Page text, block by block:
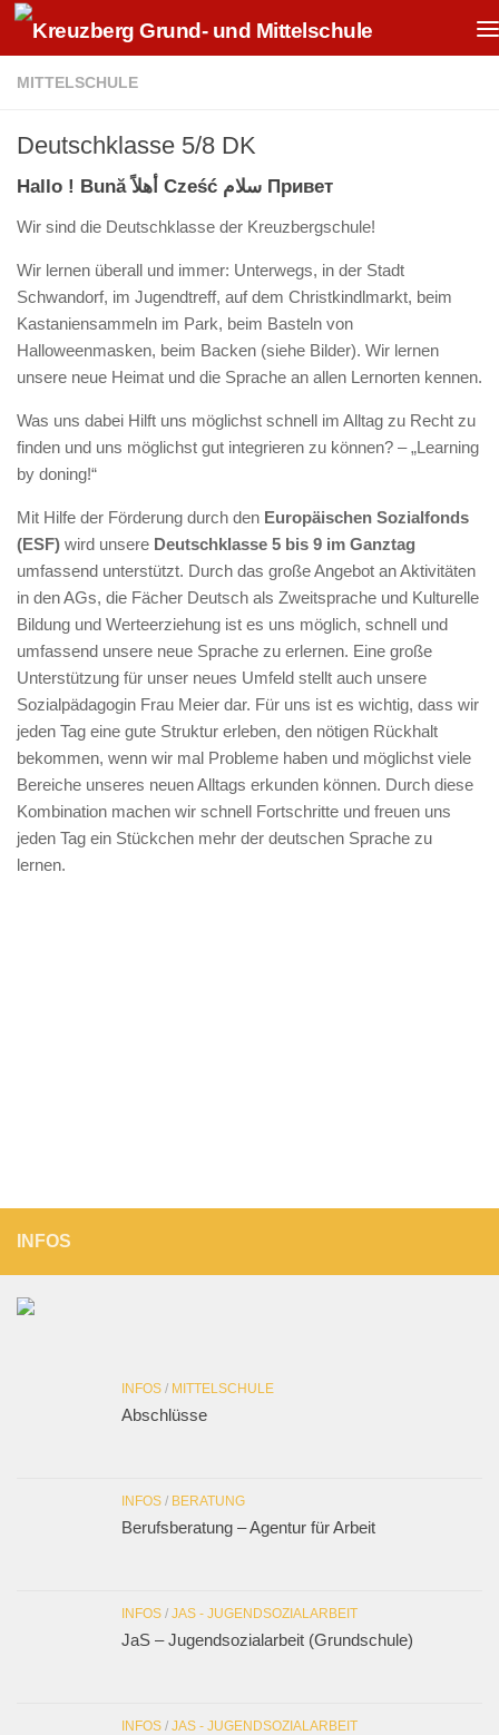
Zum Inhalt springen
MITTELSCHULE
Deutschklasse 5/8 DK
Hallo ! Bună أهلاً Cześć سلام Привет
Wir sind die Deutschklasse der Kreuzbergschule!
Wir lernen überall und immer: Unterwegs, in der Stadt
Schwandorf, im Jugendtreff, auf dem Christkindlmarkt, beim
Kastaniensammeln im Park, beim Basteln von
Halloweenmasken, beim Backen (siehe Bilder). Wir lernen
unsere neue Heimat und die Sprache an allen Lernorten kennen.
Was uns dabei Hilft uns möglichst schnell im Alltag zu Recht zu
finden und uns möglichst gut integrieren zu können? – „Learning
by doning!“
Mit Hilfe der Förderung durch den Europäischen Sozialfonds
(ESF) wird unsere Deutschklasse 5 bis 9 im Ganztag
umfassend unterstützt. Durch das große Angebot an Aktivitäten
in den AGs, die Fächer Deutsch als Zweitsprache und Kulturelle
Bildung und Werteerziehung ist es uns möglich, schnell und
umfassend unsere neue Sprache zu erlernen. Eine große
Unterstützung für unser neues Umfeld stellt auch unsere
Sozialpädagogin Frau Meier dar. Für uns ist es wichtig, dass wir
jeden Tag eine gute Struktur erleben, den nötigen Rückhalt
bekommen, wenn wir mal Probleme haben und möglichst viele
Bereiche unseres neuen Alltags erkunden können. Durch diese
Kombination machen wir schnell Fortschritte und freuen uns
jeden Tag ein Stückchen mehr der deutschen Sprache zu
lernen.
INFOS
INFOS / MITTELSCHULE
Abschlüsse
INFOS / BERATUNG
Berufsberatung – Agentur für Arbeit
INFOS / JAS - JUGENDSOZIALARBEIT
JaS – Jugendsozialarbeit (Grundschule)
INFOS / JAS - JUGENDSOZIALARBEIT